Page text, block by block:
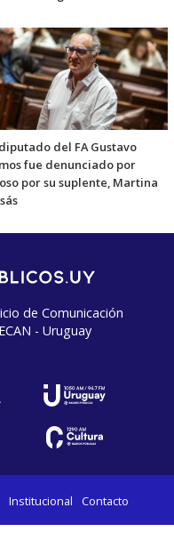
del FA Gustavo
fue denunciado por
por su suplente, Martina
de Comunicación
- Uruguay
Institucional Contacto